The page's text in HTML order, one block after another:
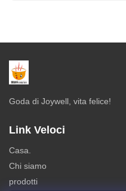
Goda di Joywell, vita felice!
Link Veloci
Casa.
Chi siamo
prodotti